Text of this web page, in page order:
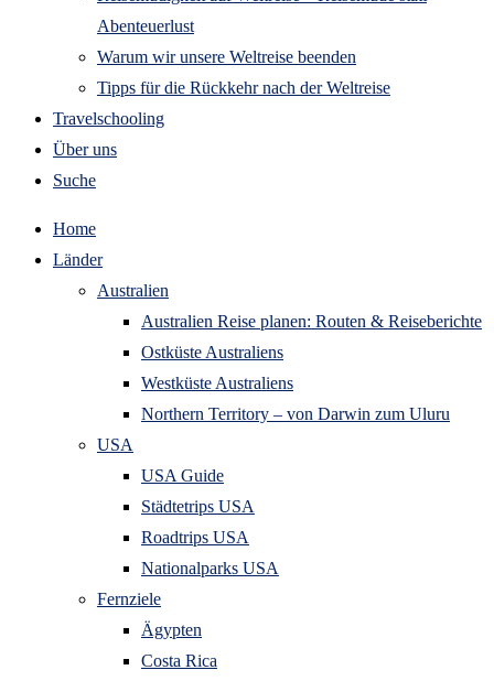
Abenteuerlust
Warum wir unsere Weltreise beenden
Tipps für die Rückkehr nach der Weltreise
Travelschooling
Über uns
Suche
Home
Länder
Australien
Australien Reise planen: Routen & Reiseberichte
Ostküste Australiens
Westküste Australiens
Northern Territory – von Darwin zum Uluru
USA
USA Guide
Städtetrips USA
Roadtrips USA
Nationalparks USA
Fernziele
Ägypten
Costa Rica